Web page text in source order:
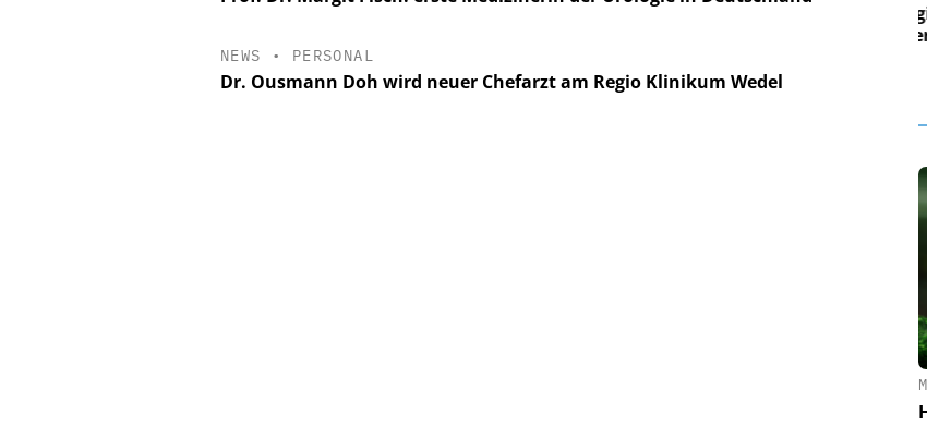
NEWS • PERSONAL
Dr. Ousmann Doh wird neuer Chefarzt am Regio Klinikum Wedel
Personalmanagement: Von digitaler
Personalmanagement: Von
Ordnung zur KI-fähigen Steuerung